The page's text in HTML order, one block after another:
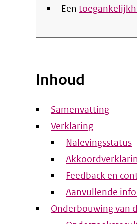
Een
Inhoud
Samenvatting
Verklaring
Nalevingsstatus
Feedback en
Aanvullende
Onderbouwing van